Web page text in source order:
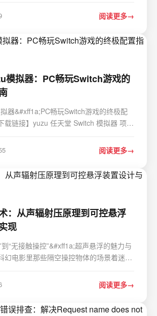
ko/koboldcpp KoboldCpp
和GGUF模型设计的AI文本生成…
阅读更多
模拟器：PC畅玩Switch游戏的
器&#xff1a;PC畅玩Switch游戏的终极配
链接】yuzu 任天堂 Switch 模拟器 项目
体验《塞尔达传说&#xff1a;旷野之息》
阅读更多
：从声辐射压原理到可控悬浮
现
到“无接触操控”&#xff1a;超声悬浮的魅力与
幻电影里那些隔空操控物体的场景着迷
不见的超声波&#xff0c;在空气中“编织”出
阅读更多